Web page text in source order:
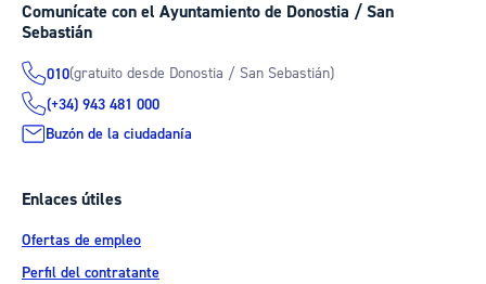
Comunícate con el Ayuntamiento de Donostia / San
Sebastián
010(gratuito desde Donostia / San Sebastián)
(+34) 943 481 000
Buzón de la ciudadanía
Enlaces útiles
Ofertas de empleo
Perfil del contratante